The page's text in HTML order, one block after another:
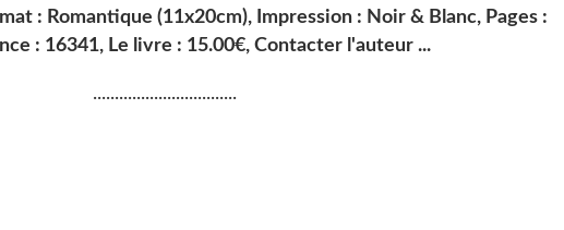
: Romantique (11x20cm), Impression : Noir & Blanc, Pages :
: 16341, Le livre : 15.00€, Contacter l'auteur ...
.................................